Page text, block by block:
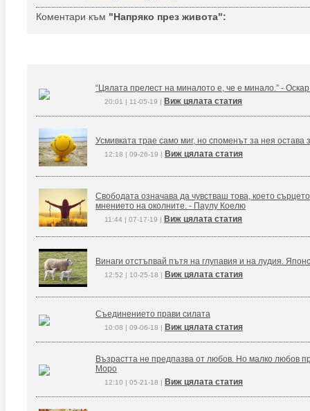
Коментари към "Напряко през живота":
“Цялата прелест на миналото е, че е минало.” -
20:01 | 11-05-19 | Виж цялата статия
Усмивката трае само миг, но споменът за нея остава
12:18 | 09-26-19 | Виж цялата статия
Свободата означава да чувстваш това, което
мнението на околните. - Паулу Коелю
11:44 | 07-17-19 | Виж цялата статия
Винаги отстъпвай пътя на глупавия и на лудия.
12:52 | 10-25-18 | Виж цялата статия
Съединението прави силата
10:08 | 09-06-18 | Виж цялата статия
Възрастта не предпазва от любов. Но малко любов
Моро
12:10 | 05-21-18 | Виж цялата статия